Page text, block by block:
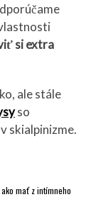
si extra
ale stále
so
skialpinizme.
mať z intímneho